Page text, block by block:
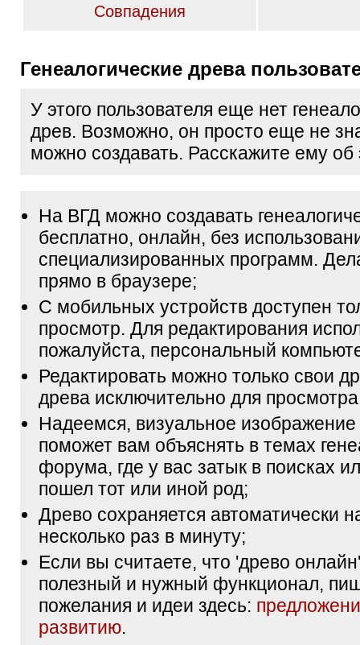
Совпадения
Генеалогические древа
У этого пользователя еще нет
древ. Возможно, он просто еще не
можно создавать. Расскажите ему об
На ВГД можно создавать
бесплатно, онлайн, без
специализированных программ.
прямо в браузере;
С мобильных устройств доступен
просмотр. Для редактирования
пожалуйста, персональный
Редактировать можно только свои
древа исключительно для
Надеемся, визуальное
поможет вам объяснять в темах
форума, где у вас затык в поисках
пошел тот или иной род;
Древо сохраняется автоматически
несколько раз в минуту;
Если вы считаете, что 'древо
полезный и нужный функционал,
пожелания и идеи здесь:
развитию.